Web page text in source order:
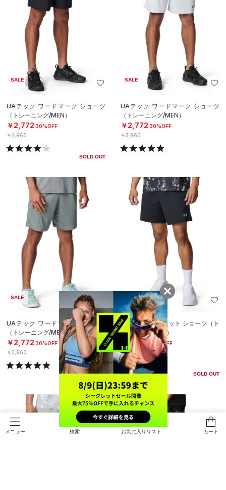
メニュー 検索 お気に入りリスト カート
SALE
UAテック ワードマーク ショーツ
（トレーニング/MEN）
￥2,772 30%OFF
￥3,960
SOLD OUT
SALE
UAテック ワードマーク ショーツ
（トレーニング/MEN）
￥2,772 30%OFF
￥3,960
SALE
UAテック ワードマーク ショーツ
（トレーニング/MEN）
￥2,772 30%OFF
￥3,960
SALE
UAモチベート ニット ショーツ（ト
レーニング/MEN）
￥3,465 30%OFF
￥4,950
SOLD OUT